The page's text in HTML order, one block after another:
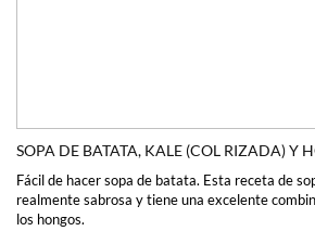
SOPA DE BATATA, KALE (COL RIZADA) Y
Fácil de hacer sopa de batata. Esta receta de
realmente sabrosa y tiene una excelente
los hongos.